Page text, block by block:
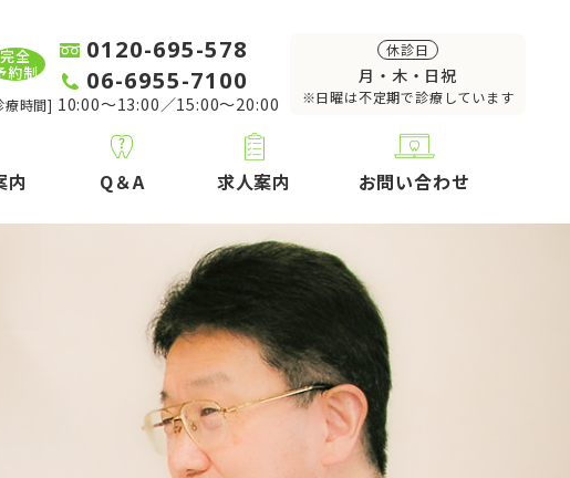
完全
約制
0120-695-578
06-6955-7100
療時間] 10:00～13:00／15:00～20:00
休診日
月・木・日祝
※日曜は不定期で診療しています
内 Q＆A 求人案内 お問い合わせ